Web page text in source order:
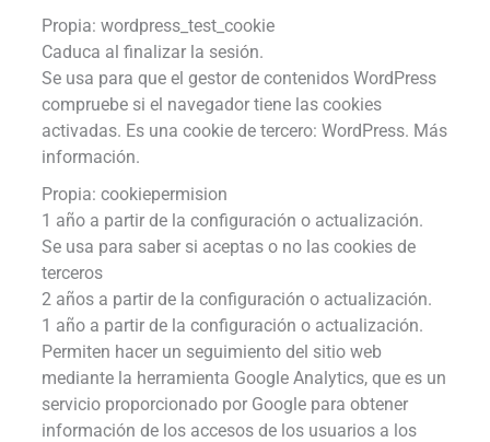
Propia: wordpress_test_cookie
Caduca al finalizar la sesión.
Se usa para que el gestor de contenidos WordPress
compruebe si el navegador tiene las cookies
activadas. Es una cookie de tercero: WordPress. Más
información.
Propia: cookiepermision
1 año a partir de la configuración o actualización.
Se usa para saber si aceptas o no las cookies de
terceros
2 años a partir de la configuración o actualización.
1 año a partir de la configuración o actualización.
Permiten hacer un seguimiento del sitio web
mediante la herramienta Google Analytics, que es un
servicio proporcionado por Google para obtener
información de los accesos de los usuarios a los